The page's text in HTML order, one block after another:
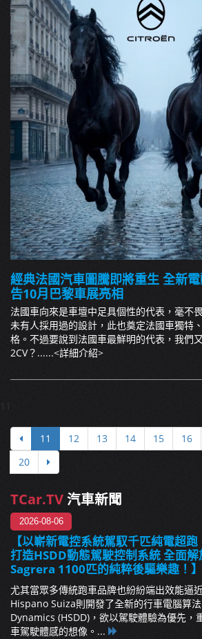
經典法國汽車圖騰即將重生 全新
告10月巴黎車展亮相
法國車向來是車壇中足具個性的代表，毫不
未有人採用過的設計，此也奠定法國車獨特
格。不過要說到法國車最鮮明的代表，我們
2CV？......<詳細介紹>
11 12 13 14 15 16
20
TCar.TV汽車新聞
2026-08-06
【以嶄新電控系統駕馭千匹純電超
打造HSDD動態駕駛控制系統 全面
Sagrera 1100匹的純粹後驅樂趣！】
尤其當眾多傳統跑車品牌也紛紛端出效能逼
Hispano Suiza則開發了全新的行車電腦算
Dynamics (HSDD)，欲以駕駛體驗為優先，
車駕駛體感的想像。...